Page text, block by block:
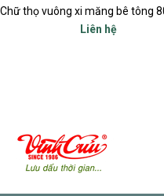
Liên hệ